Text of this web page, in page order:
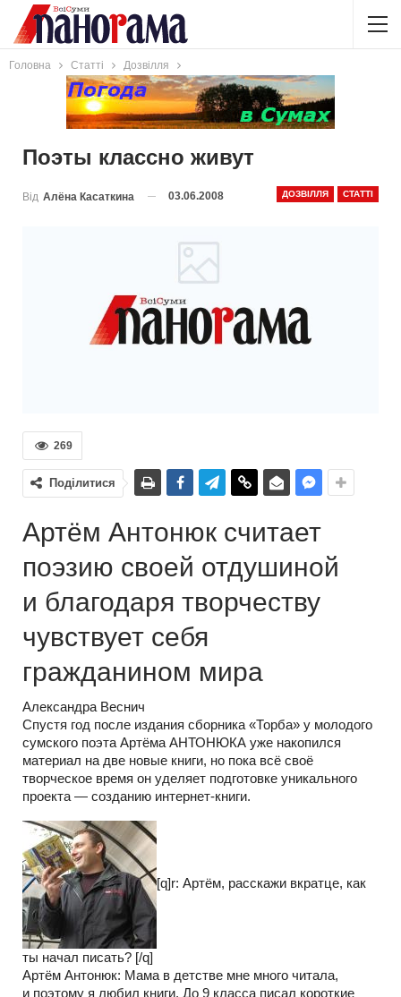
Головна Статті Дозвілля
Поэты классно живут
ДОЗВІЛЛЯ СТАТТІ
Від Алёна Касаткина 03.06.2008
269
Поділитися
Артём Антонюк считает
поэзию своей отдушиной
и благодаря творчеству
чувствует себя
гражданином мира
Александра Веснич
Спустя год после издания сборника «Торба» у молодого
сумского поэта Артёма АНТОНЮКА уже накопился
материал на две новые книги, но пока всё своё
творческое время он уделяет подготовке уникального
проекта — созданию интернет-книги.
[q]r: Артём, расскажи вкратце, как
ты начал писать? [/q]
Артём Антонюк: Мама в детстве мне много читала,
и поэтому я любил книги. До 9 класса писал короткие